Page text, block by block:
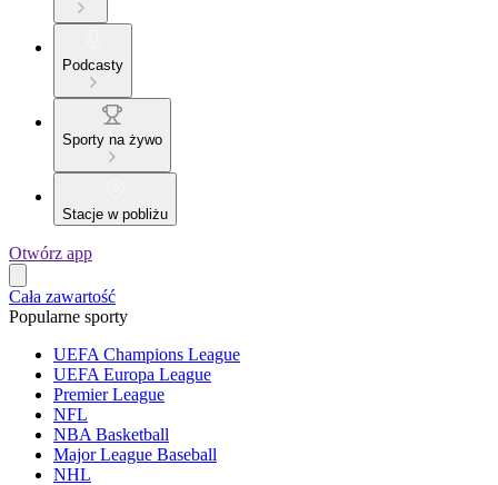
Podcasty
Sporty na żywo
Stacje w pobliżu
Otwórz app
Cała zawartość
Popularne sporty
UEFA Champions League
UEFA Europa League
Premier League
NFL
NBA Basketball
Major League Baseball
NHL